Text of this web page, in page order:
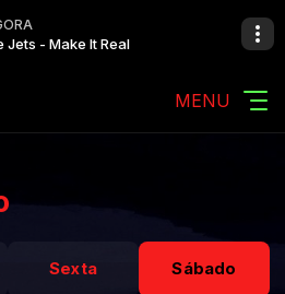
Casa
Jets - Make It Real
MENU
Sexta Sábado